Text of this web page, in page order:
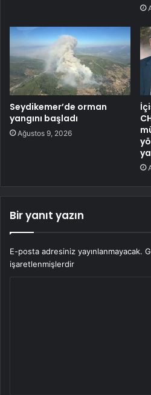
Seydikemer’de orman
yangını başladı
Ağustos 9, 2026
Bir yanıt yazın
E-posta adresiniz yayınlanmayacak.
işaretlenmişlerdir